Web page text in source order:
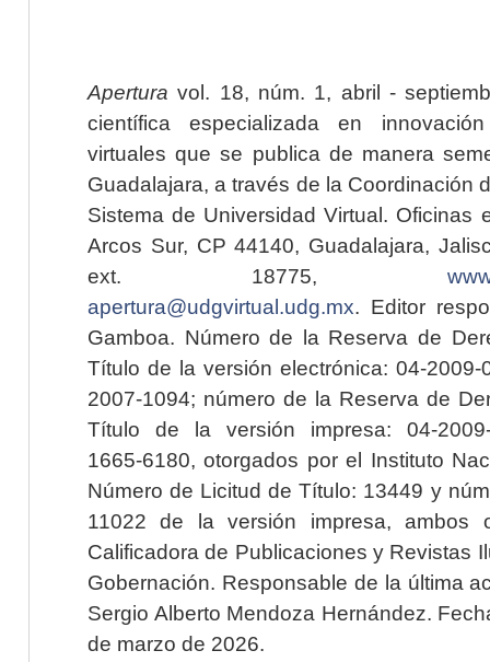
Apertura vol. 18, núm. 1, abril -
científica especializada en
virtuales que se publica de manera
Guadalajara, a través de la Coordinación
Sistema de Universidad Virtual. Oficinas
Arcos Sur, CP 44140, Guadalajara,
ext. 18775,
apertura@udgvirtual.udg.mx. Editor
Gamboa. Número de la Reserva de
Título de la versión electrónica: 04-2009-
2007-1094; número de la Reserva de
Título de la versión impresa: 04-2009-
1665-6180, otorgados por el Instituto
Número de Licitud de Título: 13449 y
11022 de la versión impresa, ambos
Calificadora de Publicaciones y Revistas
Gobernación. Responsable de la última
Sergio Alberto Mendoza Hernández.
de marzo de 2026.